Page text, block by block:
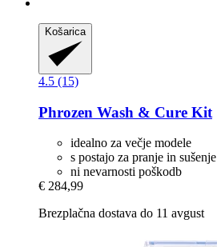
Košarica
4.5 (15)
Phrozen Wash & Cure Kit
idealno za večje modele
s postajo za pranje in sušenje
ni nevarnosti poškodb
€ 284,99
Brezplačna dostava do 11 avgust